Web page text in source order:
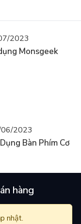
2023
Monsgeek
06/2023
Bàn Phím Cơ
hàng
nhật.